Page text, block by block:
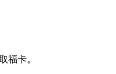
福卡。